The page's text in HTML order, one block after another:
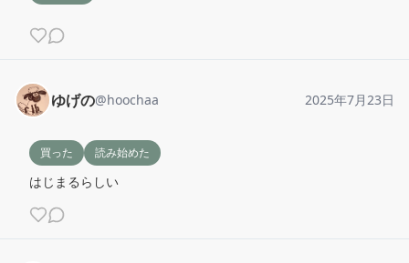
ゆげの@hoochaa 2025年7月23日
買った 読み始めた
はじまるらしい